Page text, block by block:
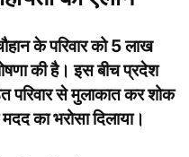
के परिवार को 5 लाख
की है। इस बीच प्रदेश
परिवार से मुलाकात कर शोक
का भरोसा दिलाया।